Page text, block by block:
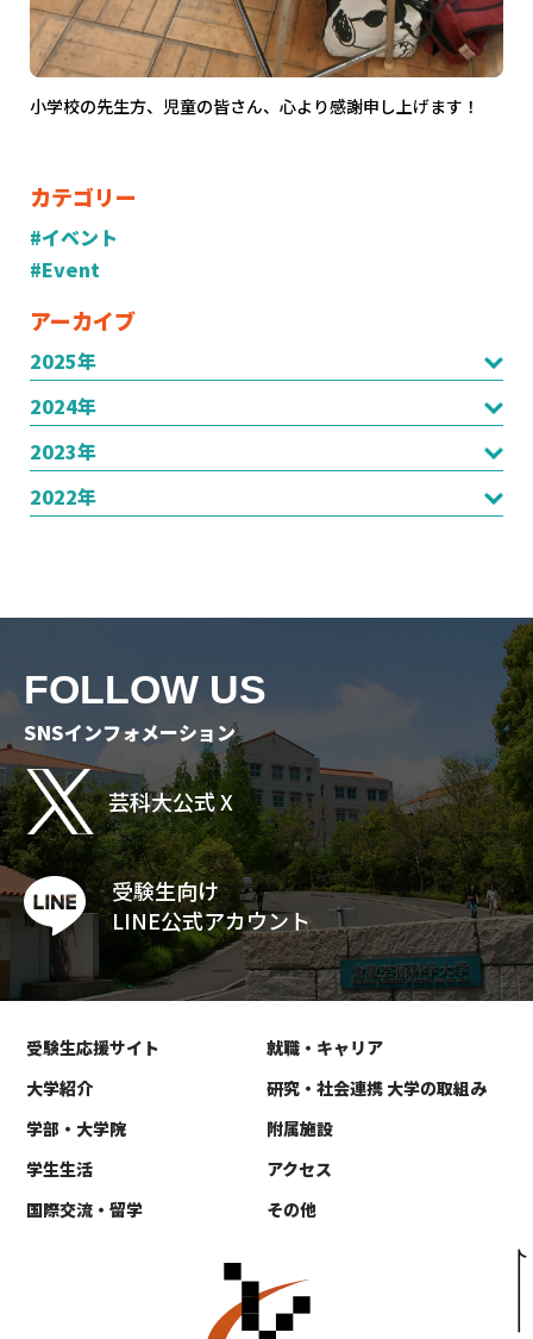
カテゴリー
#イベント
#Event
アーカイブ
2025年
2024年
2023年
2022年
小学校の先生方、児童の皆さん、心より感謝申し上げます！
FOLLOW US
SNSインフォメーション
芸科大公式 X
受験生向け
LINE公式アカウント
受験生応援サイト
大学紹介
学部・大学院
学生生活
国際交流・留学
就職・キャリア
研究・社会連携 大学の取組み
附属施設
アクセス
その他